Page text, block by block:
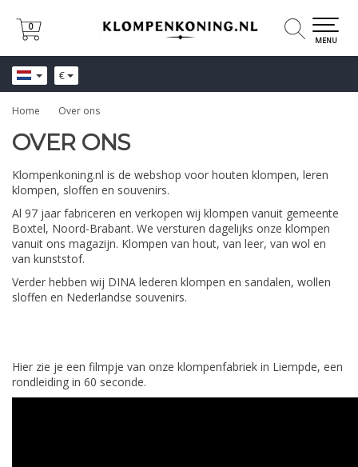
€
0
0
MENU
Home Over ons
OVER ONS
Klompenkoning.nl is de webshop voor houten klompen, leren
klompen, sloffen en souvenirs.
Al 97 jaar fabriceren en verkopen wij klompen vanuit gemeente
Boxtel, Noord-Brabant. We versturen dagelijks onze klompen
vanuit ons magazijn. Klompen van hout, van leer, van wol en
van kunststof.
Verder hebben wij DINA lederen klompen en sandalen, wollen
sloffen en Nederlandse souvenirs.
Hier zie je een filmpje van onze klompenfabriek in Liempde, een
rondleiding in 60 seconde.